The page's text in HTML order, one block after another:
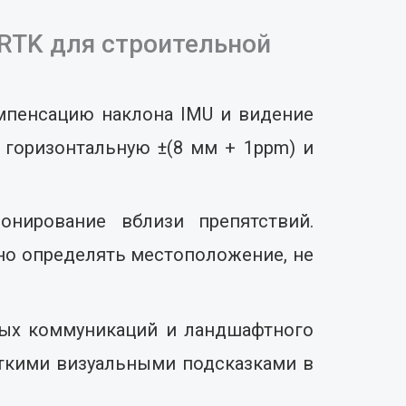
для строительной
наклона IMU и видение
±(8 мм + 1ppm) и
вблизи препятствий.
определять местоположение, не
коммуникаций и ландшафтного
визуальными подсказками в